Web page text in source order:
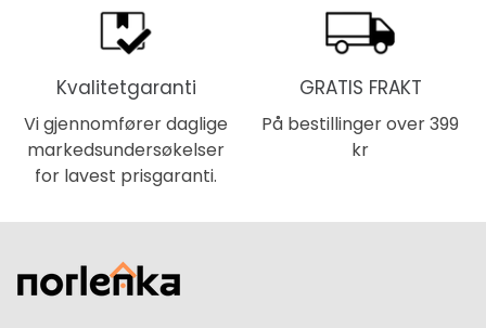
Kvalitetgaranti
Vi gjennomfører daglige
markedsundersøkelser
for lavest prisgaranti.
GRATIS FRAKT
På bestillinger over 399
kr